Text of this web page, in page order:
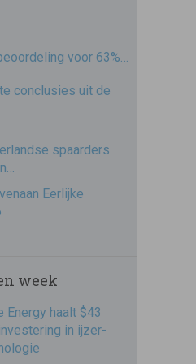
voor 63%…
conclusies uit de
spaarders
Eerlijke
week
Energy haalt $43
in ijzer-